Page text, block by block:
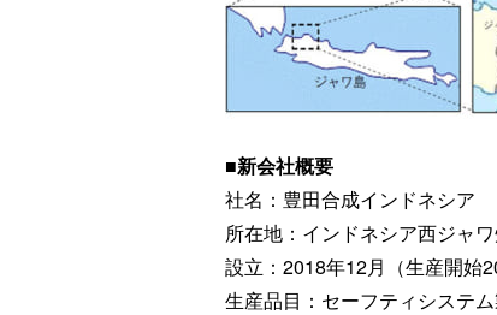
■新会社概要
社名：豊田合成インドネシア
所在地：インドネシア西ジャ
設立：2018年12月（生産開始
生産品目：セーフティシステ